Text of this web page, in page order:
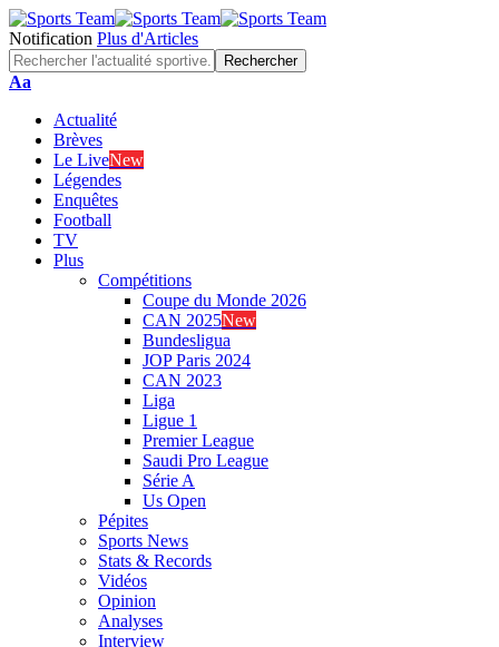
Notification Plus d'Articles
Font
Aa
Actualité
Brèves
Le LiveNew
Légendes
Enquêtes
Football
TV
Plus
Compétitions
Coupe du Monde 2026
CAN 2025New
Bundesligua
JOP Paris 2024
CAN 2023
Liga
Ligue 1
Premier League
Saudi Pro League
Série A
Us Open
Pépites
Sports News
Stats & Records
Vidéos
Opinion
Analyses
Interview